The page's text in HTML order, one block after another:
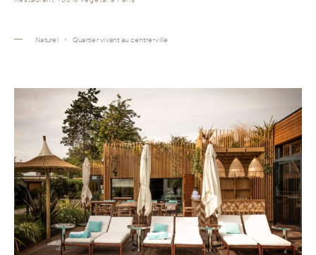
Naturel Quartier vivant au centre-ville